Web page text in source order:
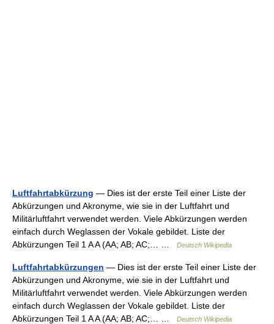
Luftfahrtabkürzung — Dies ist der erste Teil einer Liste der
Abkürzungen und Akronyme, wie sie in der Luftfahrt und
Militärluftfahrt verwendet werden. Viele Abkürzungen werden
einfach durch Weglassen der Vokale gebildet. Liste der
Abkürzungen Teil 1 A A (AA; AB; AC;… …
Deutsch Wikipedia
Luftfahrtabkürzungen — Dies ist der erste Teil einer Liste der
Abkürzungen und Akronyme, wie sie in der Luftfahrt und
Militärluftfahrt verwendet werden. Viele Abkürzungen werden
einfach durch Weglassen der Vokale gebildet. Liste der
Abkürzungen Teil 1 A A (AA; AB; AC;… …
Deutsch Wikipedia